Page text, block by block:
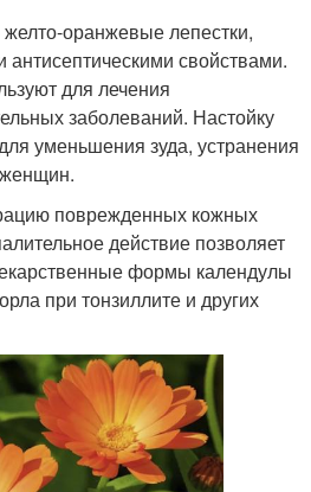
оранжевые лепестки,
свойствами.
для лечения
заболеваний. Настойку
уменьшения зуда, устранения
женщин.
поврежденных кожных
действие позволяет
формы календулы
при тонзиллите и других